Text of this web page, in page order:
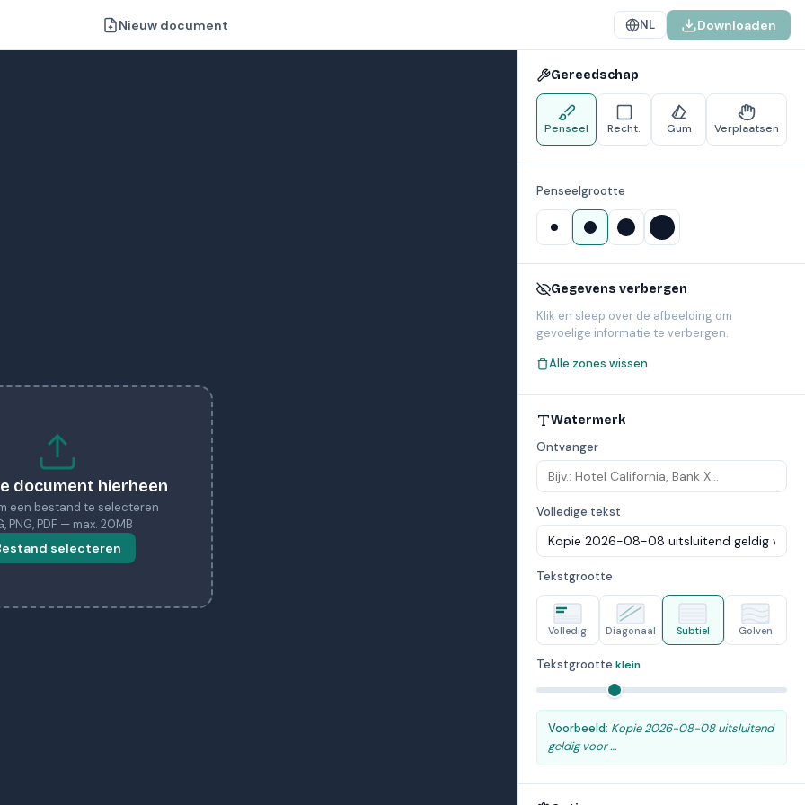
Nieuw document NL Downloaden
document hierheen
een bestand te selecteren
PNG, PDF — max. 20MB
selecteren
Gereedschap
Penseel Recht. Gum Verplaatsen
Penseelgrootte
Gegevens verbergen
Klik en sleep over de afbeelding om
gevoelige informatie te verbergen.
Alle zones wissen
Watermerk
Ontvanger
Volledige tekst
Tekstgrootte
Volledig Diagonaal Subtiel Golven
Tekstgrootte klein
Voorbeeld: Kopie 2026-08-08 uitsluitend
geldig voor …